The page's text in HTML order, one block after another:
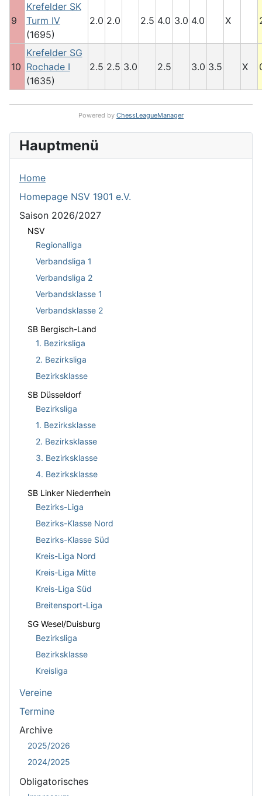
9
Krefelder SK
Turm IV
(1695)
2.0 2.0 2.5 4.0 3.0 4.0 X
10
Krefelder SG
Rochade I
(1635)
2.5 2.5 3.0 2.5 3.0 3.5 X
Powered by ChessLeagueManager
Hauptmenü
Home
Homepage NSV 1901 e.V.
Saison 2026/2027
NSV
Regionalliga
Verbandsliga 1
Verbandsliga 2
Verbandsklasse 1
Verbandsklasse 2
SB Bergisch-Land
1. Bezirksliga
2. Bezirksliga
Bezirksklasse
SB Düsseldorf
Bezirksliga
1. Bezirksklasse
2. Bezirksklasse
3. Bezirksklasse
4. Bezirksklasse
SB Linker Niederrhein
Bezirks-Liga
Bezirks-Klasse Nord
Bezirks-Klasse Süd
Kreis-Liga Nord
Kreis-Liga Mitte
Kreis-Liga Süd
Breitensport-Liga
SG Wesel/Duisburg
Bezirksliga
Bezirksklasse
Kreisliga
Vereine
Termine
Archive
2025/2026
2024/2025
Obligatorisches